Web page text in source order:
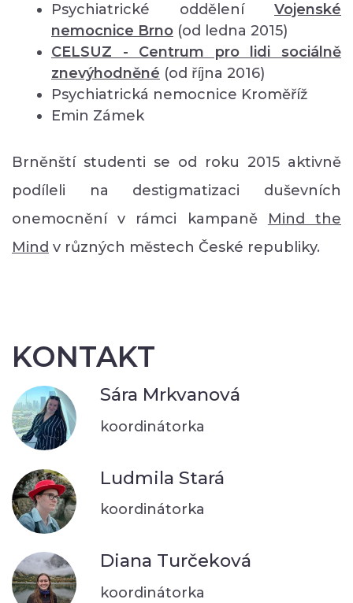
Psychiatrické oddělení Vojenské
nemocnice Brno (od ledna 2015)
CELSUZ - Centrum pro lidi sociálně
znevýhodněné (od října 2016)
Psychiatrická nemocnice Kroměříž
Emin Zámek
Brněnští studenti se od roku 2015 aktivně
podíleli na destigmatizaci duševních
onemocnění v rámci kampaně Mind the
Mind v různých městech České republiky.
KONTAKT
Sára Mrkvanová
koordinátorka
Ludmila Stará
koordinátorka
Diana Turčeková
koordinátorka